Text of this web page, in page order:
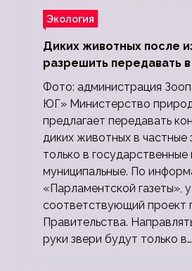
Экология
Диких животных после
разрешить передавать
зоопарки
Фото: администрация
ЮГ» Министерство
предлагает передавать
диких животных в частные
только в государственные
муниципальные. По
«Парламентской газеты»,
соответствующий проект
Правительства.
руки звери будут только в…